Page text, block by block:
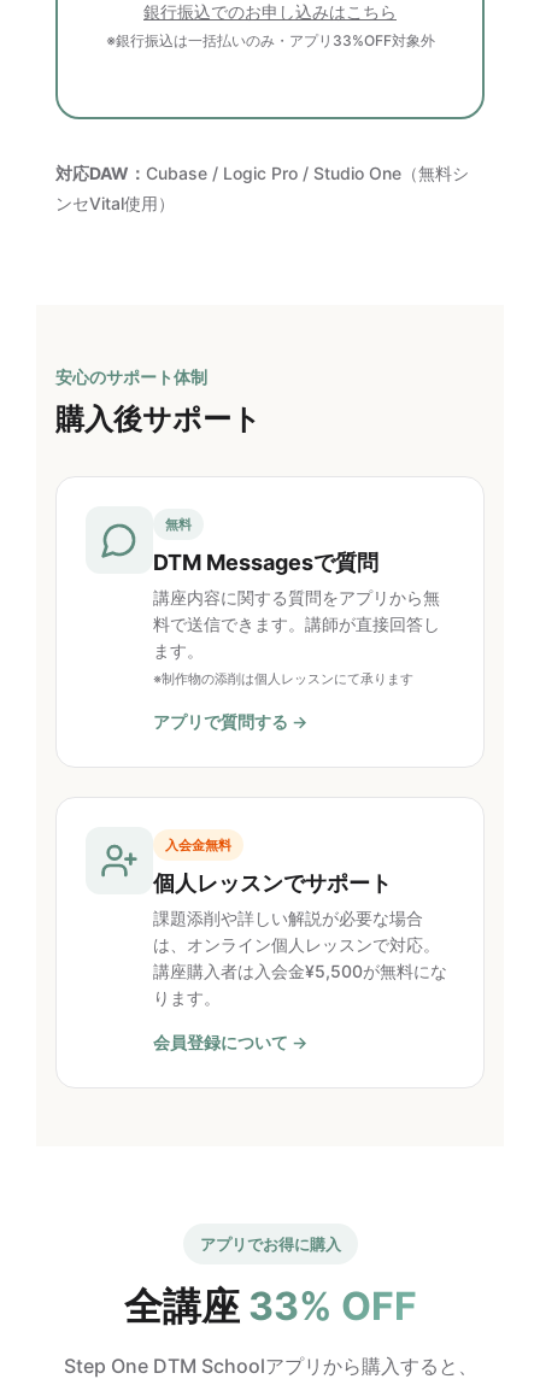
銀行振込でのお申し込みはこちら
※銀行振込は一括払いのみ・アプリ33%OFF対象外
対応DAW： Cubase / Logic Pro / Studio One（無料シ
ンセVital使用）
安心のサポート体制
購入後サポート
無料
DTM Messagesで質問
講座内容に関する質問をアプリから無
料で送信できます。講師が直接回答し
ます。
※制作物の添削は個人レッスンにて承ります
アプリで質問する →
入会金無料
個人レッスンでサポート
課題添削や詳しい解説が必要な場合
は、オンライン個人レッスンで対応。
講座購入者は入会金¥5,500が無料にな
ります。
会員登録について →
アプリでお得に購入
全講座 33% OFF
Step One DTM Schoolアプリから購入すると、